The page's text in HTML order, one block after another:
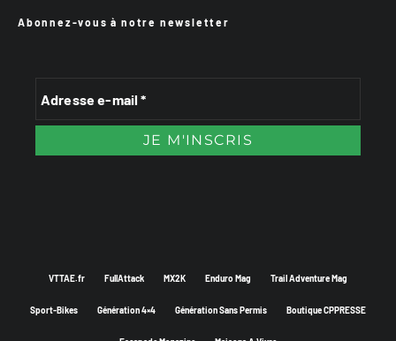
Abonnez-vous à notre newsletter
VTTAE.fr FullAttack MX2K Enduro Mag Trail Adventure Mag
Sport-Bikes Génération 4×4 Génération Sans Permis Boutique CPPRESSE